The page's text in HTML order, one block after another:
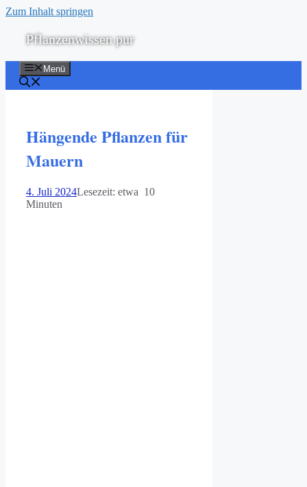
Zum Inhalt springen
Pflanzenwissen pur
Menü
Hängende Pflanzen für
Mauern
4. Juli 2024Lesezeit: etwa 10
Minuten